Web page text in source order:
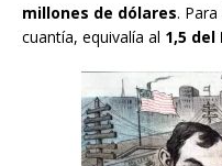
millones de dólares.
cuantía, equivalía al 1,5 del